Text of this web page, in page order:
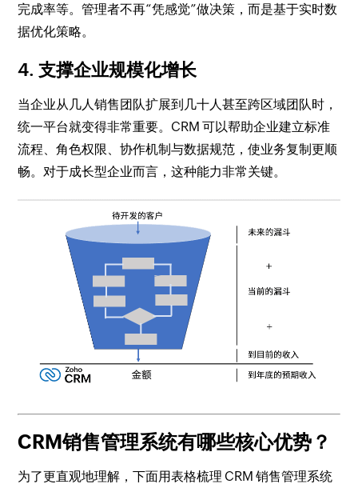
完成率等。管理者不再“凭感觉”做决策，而是基于实时数
据优化策略。
4. 支撑企业规模化增长
当企业从几人销售团队扩展到几十人甚至跨区域团队时，
统一平台就变得非常重要。CRM 可以帮助企业建立标准
流程、角色权限、协作机制与数据规范，使业务复制更顺
畅。对于成长型企业而言，这种能力非常关键。
CRM销售管理系统有哪些核心优势？
为了更直观地理解，下面用表格梳理 CRM 销售管理系统